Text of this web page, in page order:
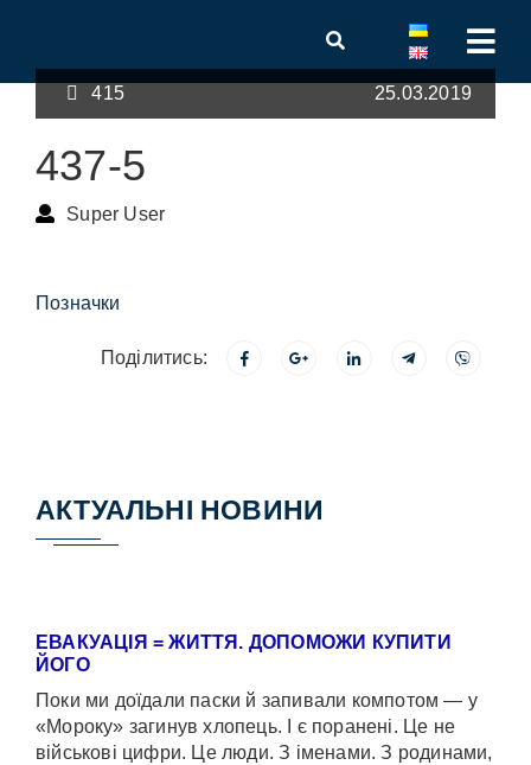
415 25.03.2019
437-5
Super User
Позначки
Поділитись:
АКТУАЛЬНІ НОВИНИ
ЕВАКУАЦІЯ = ЖИТТЯ. ДОПОМОЖИ КУПИТИ
ЙОГО
Поки ми доїдали паски й запивали компотом — у
«Мороку» загинув хлопець. І є поранені. Це не
військові цифри. Це люди. З іменами. З родинами,